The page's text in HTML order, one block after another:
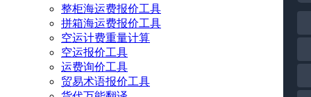
整柜海运费报价工具
拼箱海运费报价工具
空运计费重量计算
空运报价工具
运费询价工具
贸易术语报价工具